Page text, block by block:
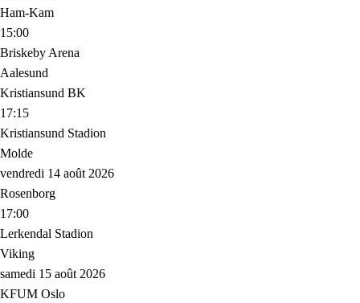
Ham-Kam
15:00
Briskeby Arena
Aalesund
Kristiansund BK
17:15
Kristiansund Stadion
Molde
vendredi 14 août 2026
Rosenborg
17:00
Lerkendal Stadion
Viking
samedi 15 août 2026
KFUM Oslo